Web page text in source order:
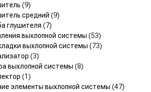
(9)
средний (9)
глушителя (7)
выхлопной системы (53)
выхлопной системы (73)
(3)
выхлопной системы (8)
(1)
элементы выхлопной системы (47)